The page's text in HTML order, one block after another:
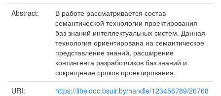
Abstract:
В работе рассматривается состав
семантической технологии проектирования
баз знаний интеллектуальных систем. Данная
технология ориентирована на семантическое
представление знаний, расширение
контингента разработчиков баз знаний и
сокращение сроков проектирования.
URI:
https://libeldoc.bsuir.by/handle/123456789/26768